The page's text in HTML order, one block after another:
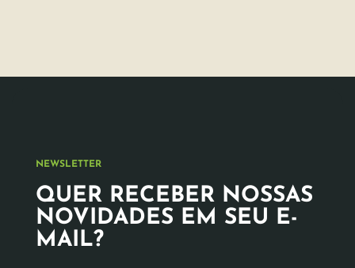
NEWSLETTER
QUER RECEBER NOSSAS
NOVIDADES EM SEU E-
MAIL?